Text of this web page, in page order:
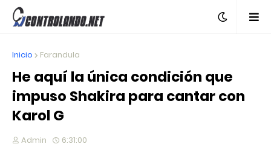
Inicio Farandula
He aquí la única condición que
impuso Shakira para cantar con
Karol G
Admin 6:31:00